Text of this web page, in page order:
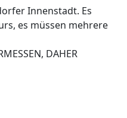
Innenstadt. Es
es müssen mehrere
DAHER